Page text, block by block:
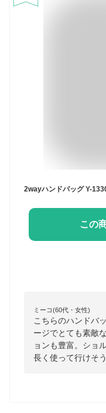
この
ミーコ(60代・女性)
こちらのハンドバ
ージでとても素敵
ョンも豊富。ショ
長く使って行けそ